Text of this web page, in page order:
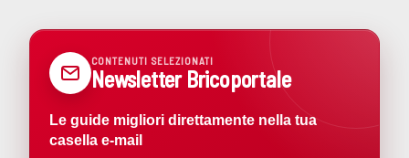
CONTENUTI SELEZIONATI
Newsletter Bricoportale
Le guide migliori direttamente nella tua
casella e-mail